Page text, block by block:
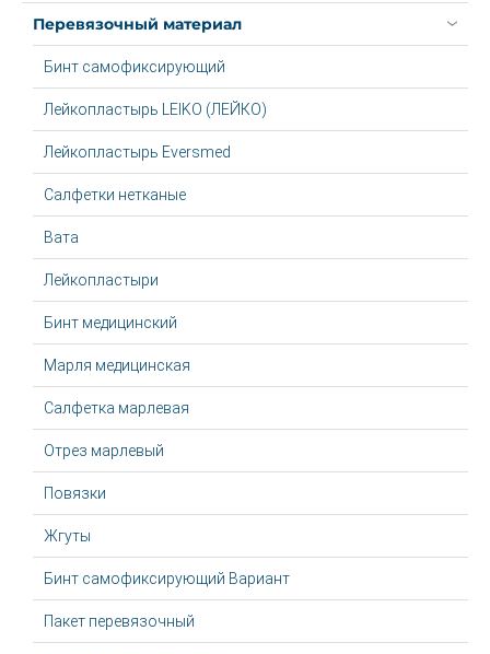
Перевязочный материал
Бинт самофиксирующий
Лейкопластырь LEIKO (ЛЕЙКО)
Лейкопластырь Eversmed
Салфетки нетканые
Вата
Лейкопластыри
Бинт медицинский
Марля медицинская
Салфетка марлевая
Отрез марлевый
Повязки
Жгуты
Бинт самофиксирующий Вариант
Пакет перевязочный